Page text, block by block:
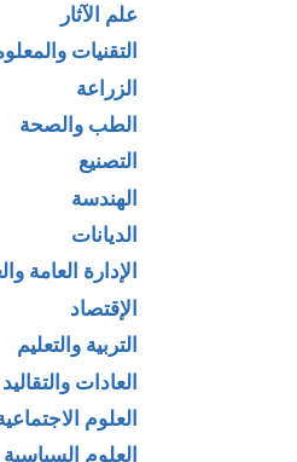
علم الآثار
التقنيات
الزراعة
الطب والصحة
التصنيع
الهندسة
الديانات
الإدارة العامة
الإقتصاد
التربية والتعليم
العادات
العلوم
العلوم السياسية